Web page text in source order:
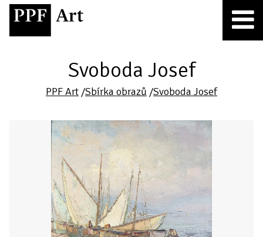
Svoboda Josef
PPF Art /Sbírka obrazů /Svoboda Josef